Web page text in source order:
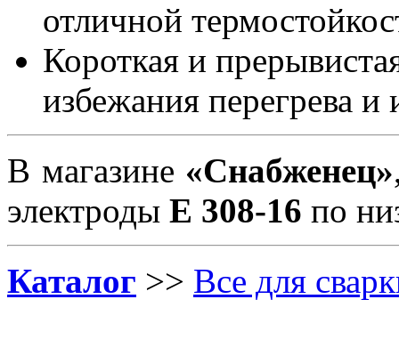
отличной
Короткая и
избежания перегрева и
В магазине «Снабженец»
электроды E 308-16 по
Каталог >> Все для